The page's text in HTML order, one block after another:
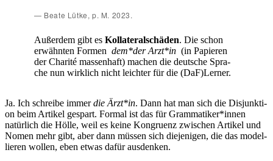
Bea­te Lüt­ke, p. M. 2023.
Außer­dem gibt es Kol­la­te­ral­schä­den. Die schon
erwähn­ten For­men dem*der Arzt*in (in Papie­ren
der Cha­ri­té mas­sen­haft) machen die deut­sche Spra­
che nun wirk­lich nicht leich­ter für die (DaF)Lerner.
Ja. Ich schrei­be immerdie Ärzt*in. Dann hat man sich die Dis­junk­ti­
on beim Arti­kel gespart. For­mal ist das für Grammatiker*innen
natür­lich die Höl­le, weil es kei­ne Kon­gru­enz zwi­schen Arti­kel und
Nomen mehr gibt, aber dann müs­sen sich die­je­ni­gen, die das model­
lie­ren wol­len, eben etwas dafür ausdenken.